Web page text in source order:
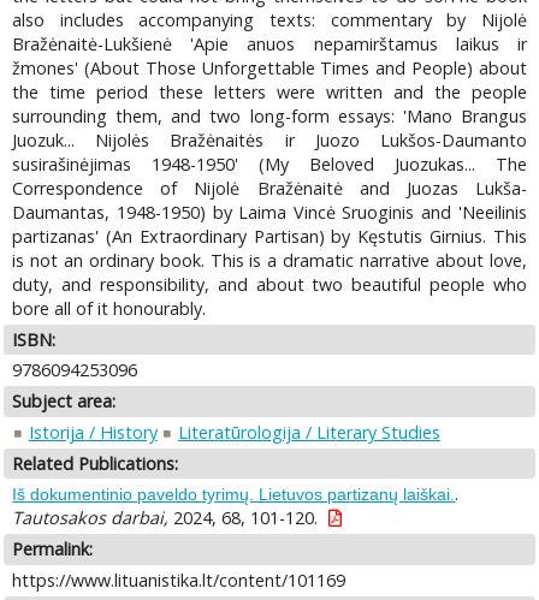
also includes accompanying texts: commentary by Nijolė
Bražėnaitė-Lukšienė 'Apie anuos nepamirštamus laikus ir
žmones' (About Those Unforgettable Times and People) about
the time period these letters were written and the people
surrounding them, and two long-form essays: 'Mano Brangus
Juozuk... Nijolės Bražėnaitės ir Juozo Lukšos-Daumanto
susirašinėjimas 1948-1950' (My Beloved Juozukas... The
Correspondence of Nijolė Bražėnaitė and Juozas Lukša-
Daumantas, 1948-1950) by Laima Vincė Sruoginis and 'Neeilinis
partizanas' (An Extraordinary Partisan) by Kęstutis Girnius. This
is not an ordinary book. This is a dramatic narrative about love,
duty, and responsibility, and about two beautiful people who
bore all of it honourably.
ISBN:
9786094253096
Subject area:
Istorija / History
Literatūrologija / Literary Studies
Related Publications:
Iš dokumentinio paveldo tyrimų. Lietuvos partizanų laiškai..
Tautosakos darbai, 2024, 68, 101-120.
Permalink:
https://www.lituanistika.lt/content/101169